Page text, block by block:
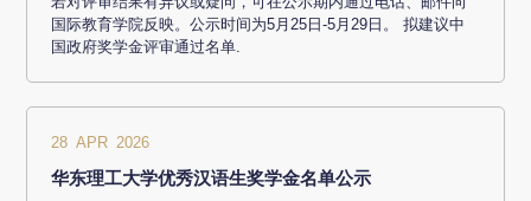
国际教育学院反映。公示时间为5月25日-5月29日。 拟建议中
国政府奖学金评审通过名单.
28 APR 2026
华东理工大学优秀汉语生奖学金名单公示